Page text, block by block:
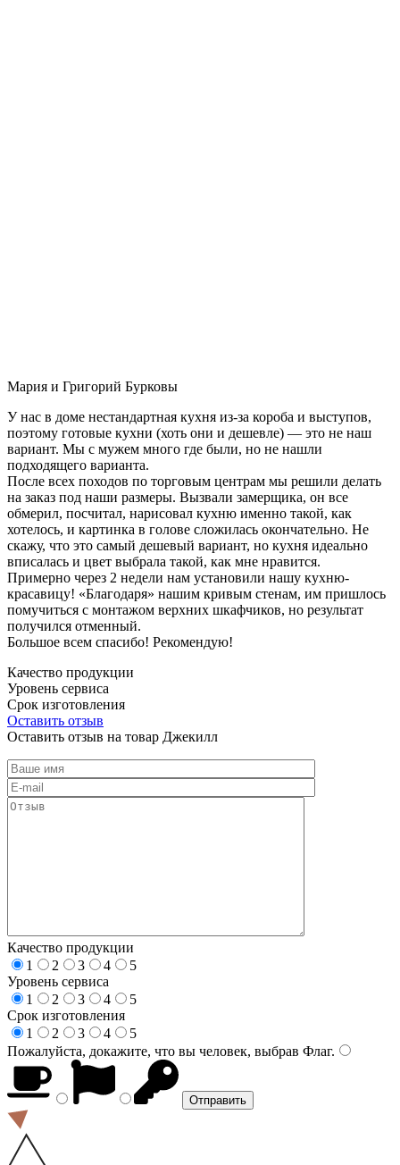
Мария и Григорий Бурковы
У нас в доме нестандартная кухня из-за короба и выступов,
поэтому готовые кухни (хоть они и дешевле) — это не наш
вариант. Мы с мужем много где были, но не нашли
подходящего варианта.
После всех походов по торговым центрам мы решили делать
на заказ под наши размеры. Вызвали замерщика, он все
обмерил, посчитал, нарисовал кухню именно такой, как
хотелось, и картинка в голове сложилась окончательно. Не
скажу, что это самый дешевый вариант, но кухня идеально
вписалась и цвет выбрала такой, как мне нравится.
Примерно через 2 недели нам установили нашу кухню-
красавицу! «Благодаря» нашим кривым стенам, им пришлось
помучиться с монтажом верхних шкафчиков, но результат
получился отменный.
Большое всем спасибо! Рекомендую!
Качество продукции
Уровень сервиса
Срок изготовления
Оставить отзыв
Оставить отзыв на товар Джекилл
Качество продукции
1
2 3 4
5
Уровень сервиса
1
2 3 4
5
Срок изготовления
1
2 3 4
5
Пожалуйста, докажите, что вы человек, выбрав Флаг.